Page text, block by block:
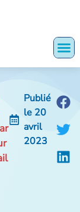
Publié
le 20
avril
2023